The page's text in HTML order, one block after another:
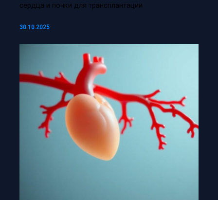
сердца и почки для трансплантации
30.10.2025